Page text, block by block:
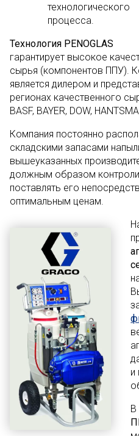
технологического
процесса.
Технология PENOGLAS
гарантирует высокое
сырья (компонентов ППУ).
является дилером и
регионах качественного
BASF, BAYER, DOW,
Компания постоянно
складскими запасами
вышеуказанных
должным образом
поставлять его
оптимальным ценам.
и
В